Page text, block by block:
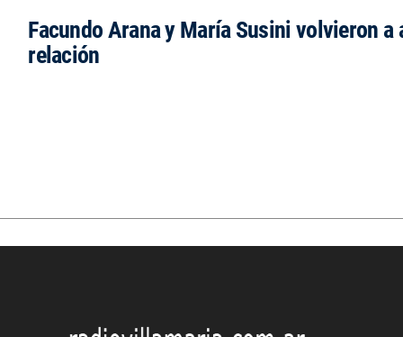
Facundo Arana y María Susini volvieron a
relación